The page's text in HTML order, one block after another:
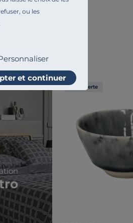
ou les
et continuer
Liv. offerte